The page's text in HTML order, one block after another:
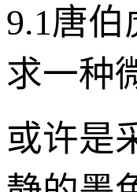
9.1唐
求一种
或许是